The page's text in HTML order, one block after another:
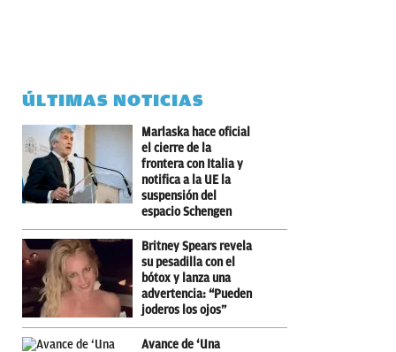
ÚLTIMAS NOTICIAS
Marlaska hace oficial
el cierre de la
frontera con Italia y
notifica a la UE la
suspensión del
espacio Schengen
Britney Spears revela
su pesadilla con el
bótox y lanza una
advertencia: “Pueden
joderos los ojos”
Avance de ‘Una